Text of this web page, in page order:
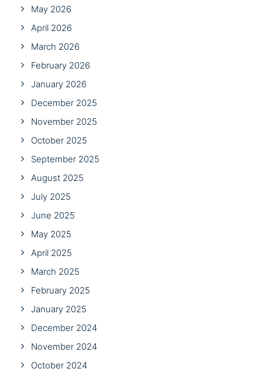
May 2026
April 2026
March 2026
February 2026
January 2026
December 2025
November 2025
October 2025
September 2025
August 2025
July 2025
June 2025
May 2025
April 2025
March 2025
February 2025
January 2025
December 2024
November 2024
October 2024